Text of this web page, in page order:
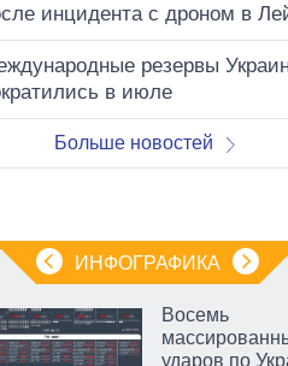
инцидента с дроном в
резервы
в июле
Больше новостей
ИНФОГРАФИКА
Восемь
ударов по